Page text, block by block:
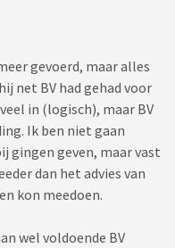
gevoerd, maar alles
net BV had gehad voor
in (logisch), maar BV
Ik ben niet gaan
gingen geven, maar vast
dan het advies van
kon meedoen.
wel voldoende BV